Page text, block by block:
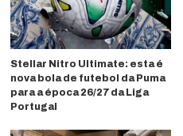
Stellar Nitro Ultimate: esta é
nova bola de futebol da Puma
para a época 26/27 da Liga
Portugal